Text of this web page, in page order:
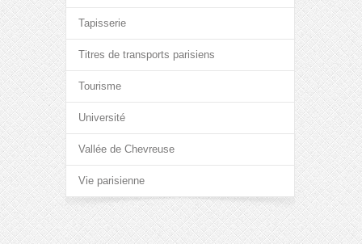
Tapisserie
Titres de transports parisiens
Tourisme
Université
Vallée de Chevreuse
Vie parisienne